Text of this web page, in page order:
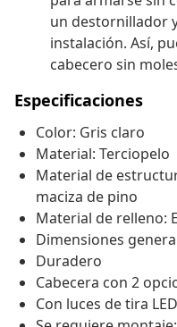
un destornillador
instalación. Así,
cabecero sin
Especificaciones
Color: Gris claro
Material: Terciopelo
Material de
maciza de pino
Material de relleno:
Dimensiones
Duradero
Cabecera con 2
Con luces de tira